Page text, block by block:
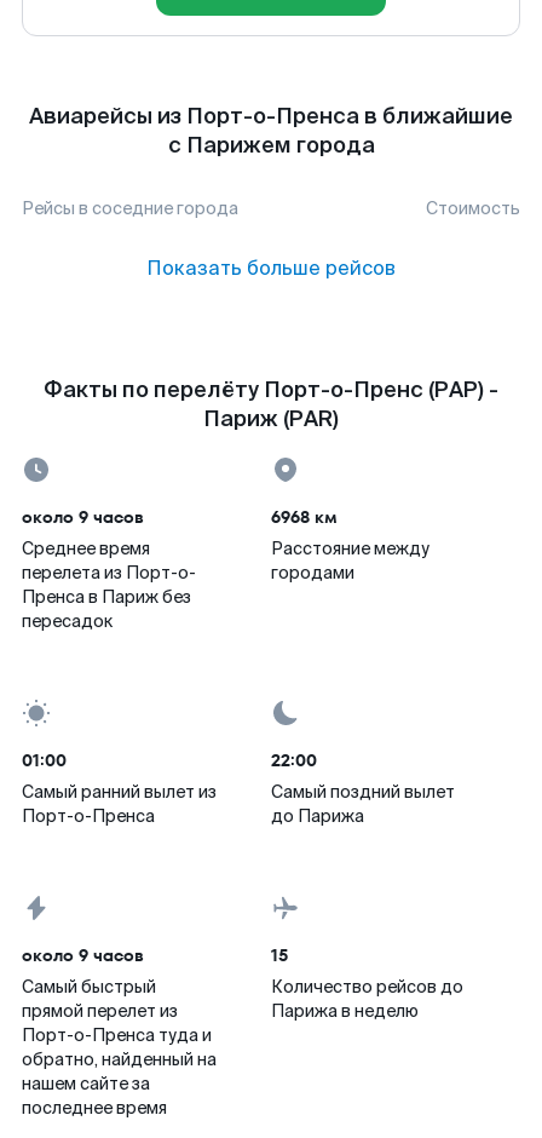
Авиарейсы из Порт-о-Пренса в ближайшие
с Парижем города
Рейсы в соседние города Стоимость
Показать больше рейсов
Факты по перелёту Порт-о-Пренс (PAP) -
Париж (PAR)
около 9 часов
Среднее время
перелета из Порт-о-
Пренса в Париж без
пересадок
6968 км
Расстояние между
городами
01:00
Самый ранний вылет из
Порт-о-Пренса
22:00
Самый поздний вылет
до Парижа
около 9 часов
Самый быстрый
прямой перелет из
Порт-о-Пренса туда и
обратно, найденный на
нашем сайте за
последнее время
15
Количество рейсов до
Парижа в неделю